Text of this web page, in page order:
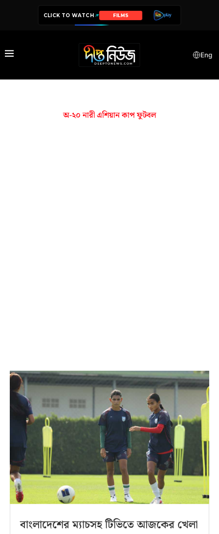
CLICK TO WATCH FILMS
Eng
অ-২০ নারী এশিয়ান কাপ ফুটবল
বাংলাদেশের ম্যাচসহ টিভিতে আজকের খেলা